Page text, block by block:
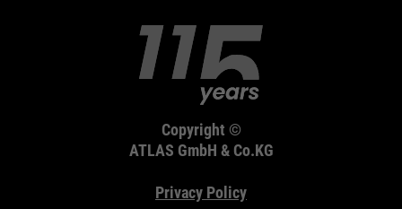
Copyright ©
ATLAS GmbH & Co.KG
Privacy Policy